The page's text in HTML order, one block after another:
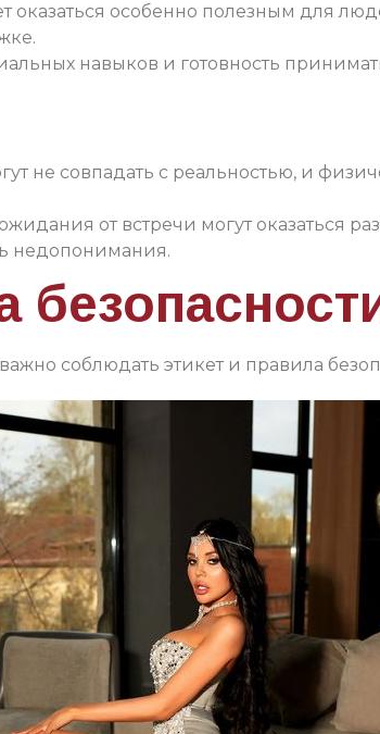
оказаться особенно полезным для
навыков и готовность
не совпадать с реальностью, и
от встречи могут оказаться
недопонимания.
соблюдать этикет и правила